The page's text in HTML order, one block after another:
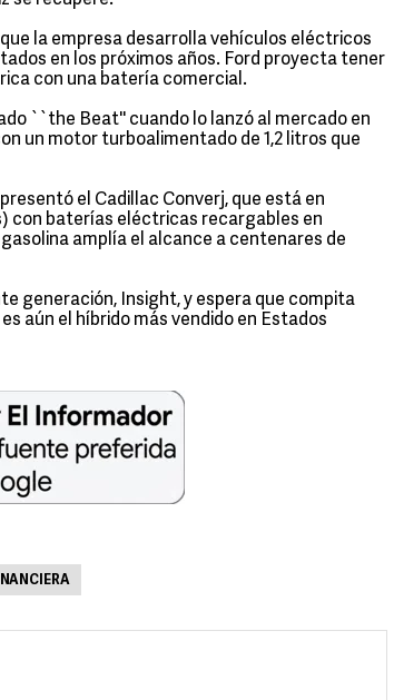
la empresa desarrolla vehículos eléctricos
en los próximos años. Ford proyecta tener
con una batería comercial.
``the Beat'' cuando lo lanzó al mercado en
un motor turboalimentado de 1,2 litros que
el Cadillac Converj, que está en
con baterías eléctricas recargables en
amplía el alcance a centenares de
generación, Insight, y espera que compita
aún el híbrido más vendido en Estados